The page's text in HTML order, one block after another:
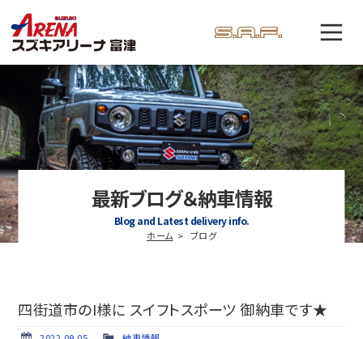
最新ブログ＆納車情報
Blog and Latest delivery info.
ホーム ブログ
四街道市のI様に スイフトスポーツ 御納車です★